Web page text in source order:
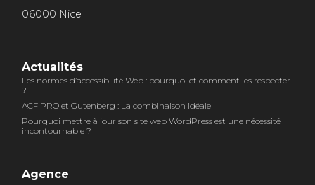
06000 Nice
Actualités
Les normes d’accessibilité Web : pourquoi et comment les respecter
?
ACF PRO et Gutenberg : La combinaison idéale !
Pourquoi mettre à jour son site web WordPress est une nécessité
incontournable ?
Agence